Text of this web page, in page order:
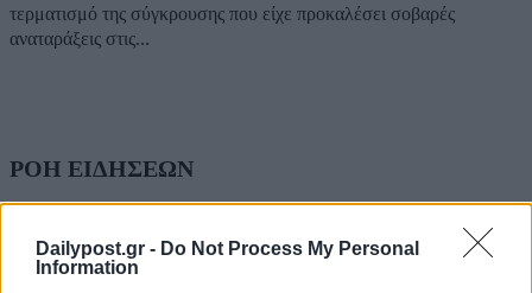
Dailypost.gr - Do Not Process My Personal
Information
τερματισμό της σύγκρουσης που είχε προκαλέσει σοβαρές
αναταράξεις στις...
ΡΟΗ ΕΙΔΗΣΕΩΝ
ΗΠΑ: Επιτροπή της Γερουσίας προτείνει άσκηση
διώξεων σε βάρος του πρώην συμβούλου για την
Άντονι Φάουτσι